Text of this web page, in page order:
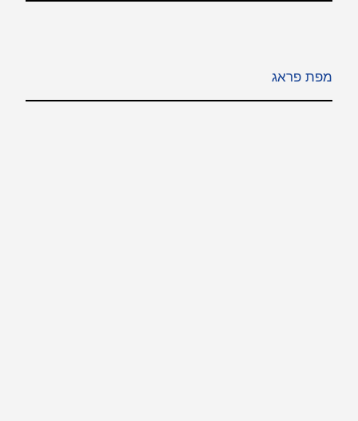
מפת פראג